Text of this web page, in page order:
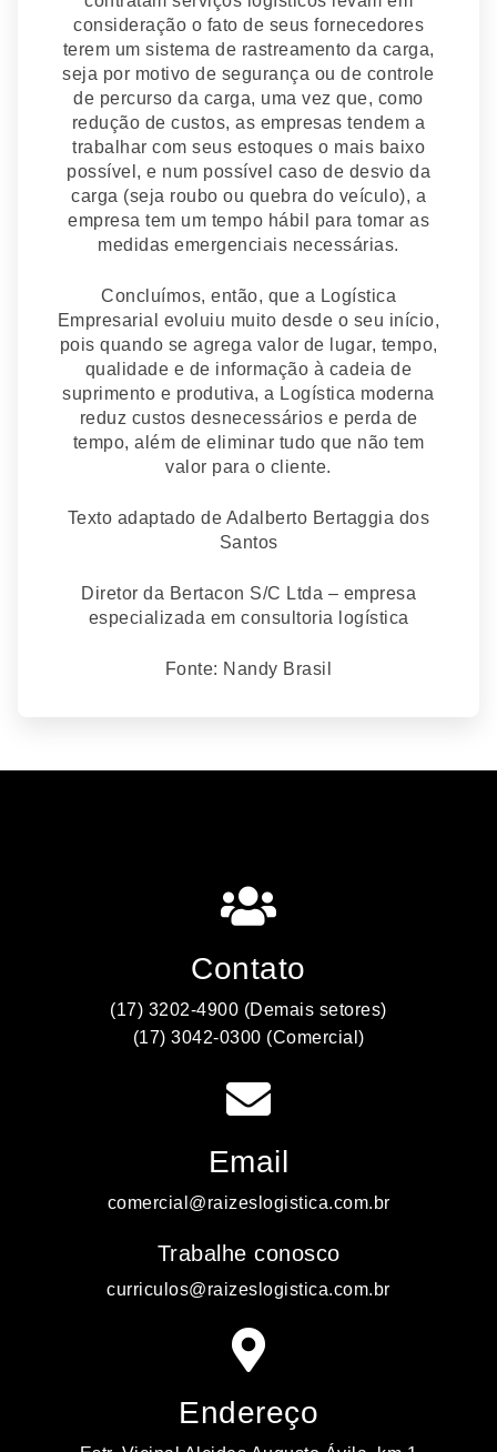
consideração o fato de seus fornecedores
terem um sistema de rastreamento da carga,
seja por motivo de segurança ou de controle
de percurso da carga, uma vez que, como
redução de custos, as empresas tendem a
trabalhar com seus estoques o mais baixo
possível, e num possível caso de desvio da
carga (seja roubo ou quebra do veículo), a
empresa tem um tempo hábil para tomar as
medidas emergenciais necessárias.
Concluímos, então, que a Logística
Empresarial evoluiu muito desde o seu início,
pois quando se agrega valor de lugar, tempo,
qualidade e de informação à cadeia de
suprimento e produtiva, a Logística moderna
reduz custos desnecessários e perda de
tempo, além de eliminar tudo que não tem
valor para o cliente.
Texto adaptado de Adalberto Bertaggia dos
Santos
Diretor da Bertacon S/C Ltda – empresa
especializada em consultoria logística
Fonte: Nandy Brasil
Contato
(17) 3202-4900 (Demais setores)
(17) 3042-0300 (Comercial)
Email
comercial@raizeslogistica.com.br
Trabalhe conosco
curriculos@raizeslogistica.com.br
Endereço